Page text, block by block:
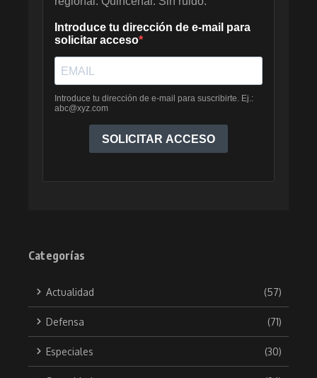
Categorías
Actualidad (57)
Defensa (71)
Especiales (30)